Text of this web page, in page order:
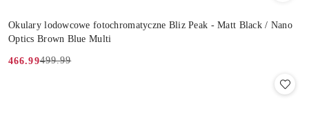
Okulary lodowcowe fotochromatyczne Bliz Peak - Matt Black / Nano
Optics Brown Blue Multi
Cena
466.99
Cena
499.99